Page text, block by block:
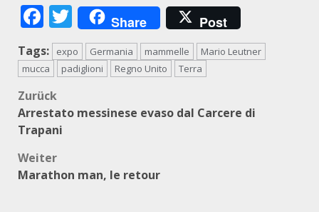
Facebook
Twitter
Share Post
Tags: expo Germania mammelle
Mario Leutner
mucca
padiglioni Regno Unito Terra
Beitragsnavigation
Zurück
Arrestato messinese evaso dal Carcere di
Trapani
Weiter
Marathon man, le retour